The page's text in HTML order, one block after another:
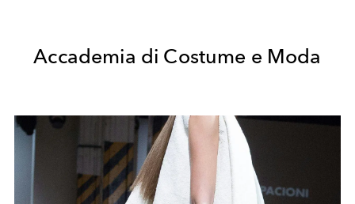
Accademia di Costume e Moda